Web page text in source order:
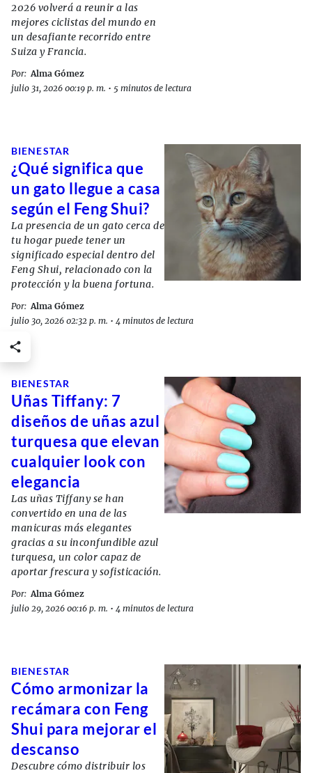
2026 volverá a reunir a las
mejores ciclistas del mundo en
un desafiante recorrido entre
Suiza y Francia.
Por: Alma Gómez
julio 31, 2026 00:19 p. m. • 5 minutos de lectura
BIENESTAR
¿Qué significa que
un gato llegue a casa
según el Feng Shui?
La presencia de un gato cerca de
tu hogar puede tener un
significado especial dentro del
Feng Shui, relacionado con la
protección y la buena fortuna.
Por: Alma Gómez
julio 30, 2026 02:32 p. m. • 4 minutos de lectura
BIENESTAR
Uñas Tiffany: 7
diseños de uñas azul
turquesa que elevan
cualquier look con
elegancia
Las uñas Tiffany se han
convertido en una de las
manicuras más elegantes
gracias a su inconfundible azul
turquesa, un color capaz de
aportar frescura y sofisticación.
Por: Alma Gómez
julio 29, 2026 00:16 p. m. • 4 minutos de lectura
BIENESTAR
Cómo armonizar la
recámara con Feng
Shui para mejorar el
descanso
Descubre cómo distribuir los